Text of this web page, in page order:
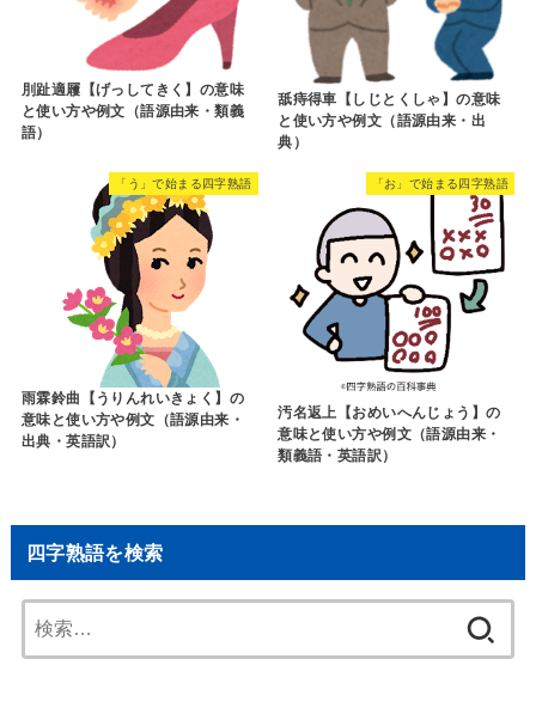
刖趾適屨【げっしてきく】の意味
と使い方や例文（語源由来・類義
語）
舐痔得車【しじとくしゃ】の意味
と使い方や例文（語源由来・出
典）
「う」で始まる四字熟語
雨霖鈴曲【うりんれいきょく】の
意味と使い方や例文（語源由来・
出典・英語訳）
「お」で始まる四字熟語
汚名返上【おめいへんじょう】の
意味と使い方や例文（語源由来・
類義語・英語訳）
四字熟語を検索
索: